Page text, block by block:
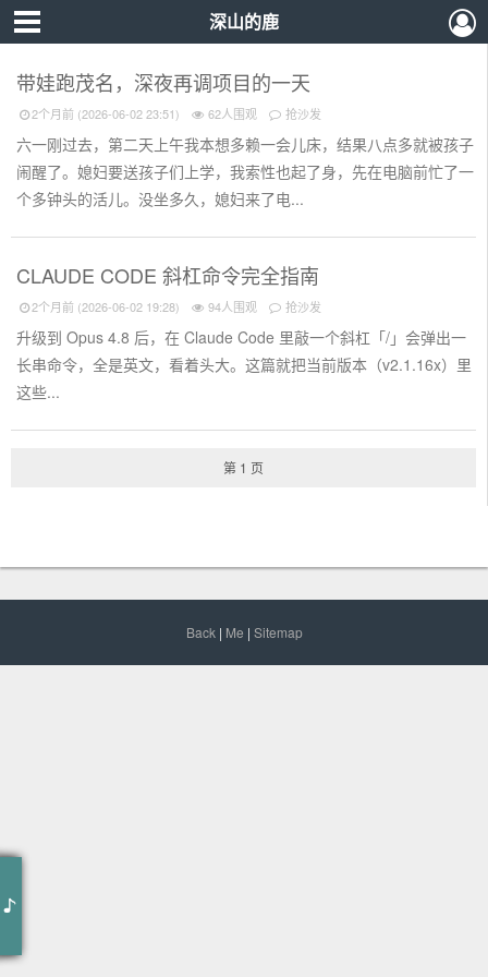
深山的鹿
带娃跑茂名，深夜再调项目的一天
2个月前 (2026-06-02 23:51) 62人围观 抢沙发
六一刚过去，第二天上午我本想多赖一会儿床，结果八点多就被孩子
闹醒了。媳妇要送孩子们上学，我索性也起了身，先在电脑前忙了一
个多钟头的活儿。没坐多久，媳妇来了电...
CLAUDE CODE 斜杠命令完全指南
2个月前 (2026-06-02 19:28) 94人围观 抢沙发
升级到 Opus 4.8 后，在 Claude Code 里敲一个斜杠「/」会弹出一
长串命令，全是英文，看着头大。这篇就把当前版本（v2.1.16x）里
这些...
第 1 页
Back| Me | Sitemap